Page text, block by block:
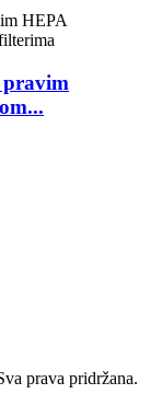
pravim
prava pridržana.